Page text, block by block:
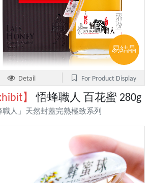
易結晶
Detail For Product Display
】 悟蜂職人 百花蜜 280g
職人」天然封蓋完熟極致系列